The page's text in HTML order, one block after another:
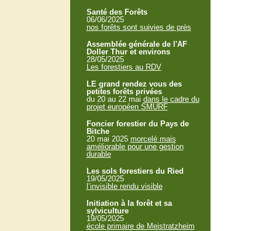
Santé des Forêts
06/06/2025
nos forêts sont suivies de près
Assemblée générale de l'AF
Doller Thur et environs
28/05/2025
Les forestiers au RDV
LE grand rendez vous des
petites forêts privées
du 20 au 22 mai dans le cadre du
projet européen SMURF
Foncier forestier du Pays de
Bitche
20 mai 2025 morcelé mais
améliorable pour une gestion
durable
Les sols forestiers du Ried
19/05/2025
l’invisible rendu visible
Initiation à la forêt et sa
sylviculture
19/05/2025
école primaire de Meistratzheim